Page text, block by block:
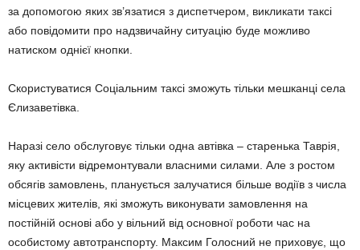
за допомогою яких зв’язатися з диспетчером, викликати таксі
або повідомити про надзвичайну ситуацію буде можливо
натиском однієї кнопки.
Скористуватися Соціальним таксі зможуть тільки мешканці села
Єлизаветівка.
Наразі село обслуговує тільки одна автівка – старенька Таврія,
яку активісти відремонтували власними силами. Але з ростом
обсягів замовлень, планується залучатися більше водіїв з числа
місцевих жителів, які зможуть виконувати замовлення на
постійній основі або у вільний від основної роботи час на
особистому автотранспорту. Максим Голосний не приховує, що